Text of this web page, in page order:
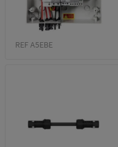
REF A5EBE